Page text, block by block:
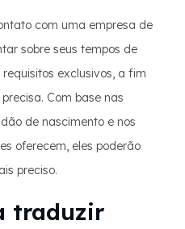
com uma empresa de
sobre seus tempos de
exclusivos, a fim
Com base nas
de nascimento e nos
oferecem, eles poderão
preciso.
traduzir